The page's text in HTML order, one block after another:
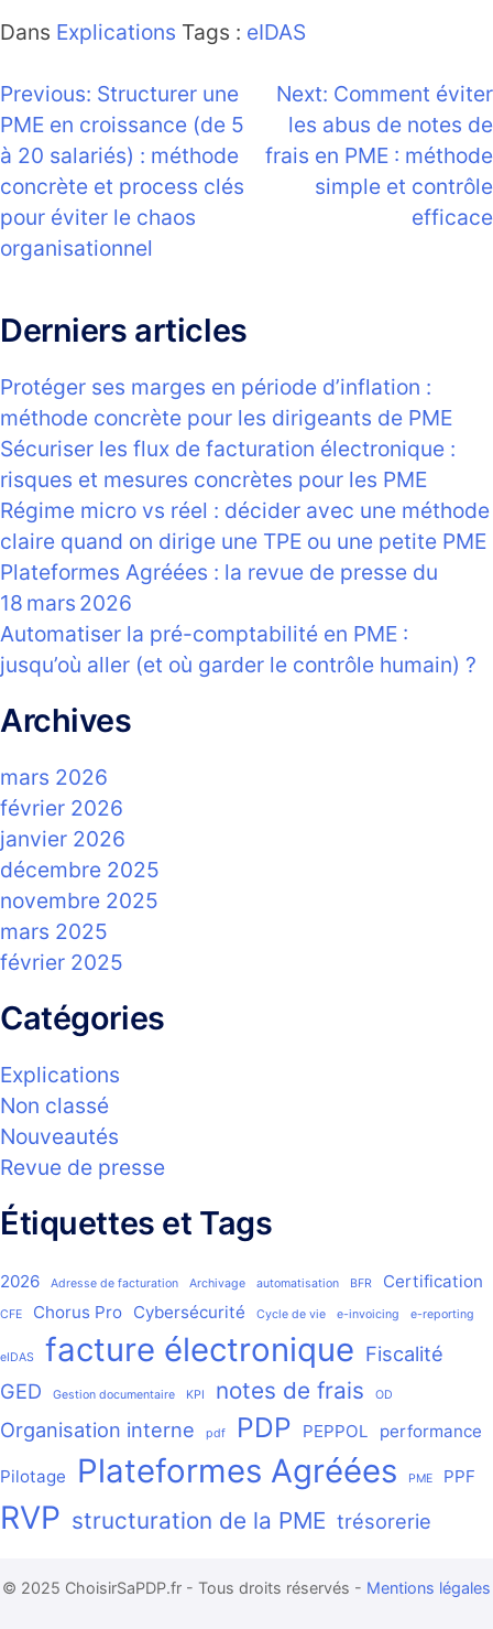
Dans Explications Tags : eIDAS
Navigation
de
l’article
Previous: Structurer une
PME en croissance (de 5
à 20 salariés) : méthode
concrète et process clés
pour éviter le chaos
organisationnel
Next: Comment éviter
les abus de notes de
frais en PME : méthode
simple et contrôle
efficace
Derniers articles
Protéger ses marges en période d’inflation :
méthode concrète pour les dirigeants de PME
Sécuriser les flux de facturation électronique :
risques et mesures concrètes pour les PME
Régime micro vs réel : décider avec une méthode
claire quand on dirige une TPE ou une petite PME
Plateformes Agréées : la revue de presse du
18 mars 2026
Automatiser la pré-comptabilité en PME :
jusqu’où aller (et où garder le contrôle humain) ?
Archives
mars 2026
février 2026
janvier 2026
décembre 2025
novembre 2025
mars 2025
février 2025
Catégories
Explications
Non classé
Nouveautés
Revue de presse
Étiquettes et Tags
2026 Adresse de facturation Archivage automatisation BFR Certification
CFE Chorus Pro Cybersécurité Cycle de vie e-invoicing e-reporting
eIDAS facture électronique Fiscalité
GED
Gestion documentaire KPI notes de frais OD
Organisation interne pdf PDP PEPPOL performance
Pilotage Plateformes Agréées PME PPF
RVP structuration de la PME trésorerie
© 2025 ChoisirSaPDP.fr - Tous droits réservés - Mentions légales